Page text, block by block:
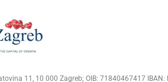
11, 10 000 Zagreb; OIB: 71840467417